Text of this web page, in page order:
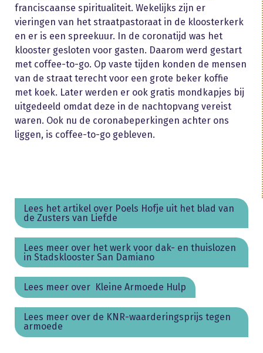
franciscaanse spiritualiteit. Wekelijks zijn er
vieringen van het straatpastoraat in de kloosterkerk
en er is een spreekuur. In de coronatijd was het
klooster gesloten voor gasten. Daarom werd gestart
met coffee-to-go. Op vaste tijden konden de mensen
van de straat terecht voor een grote beker koffie
met koek. Later werden er ook gratis mondkapjes bij
uitgedeeld omdat deze in de nachtopvang vereist
waren. Ook nu de coronabeperkingen achter ons
liggen, is coffee-to-go gebleven.
Lees het artikel over Poels Hofje uit het blad van
de Zusters van Liefde
Lees meer over het werk voor dak- en thuislozen
in Stadsklooster San Damiano
Lees meer over Kleine Armoede Hulp
Lees meer over de KNR-waarderingsprijs tegen
armoede